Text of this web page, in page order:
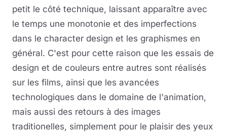
petit le côté technique, laissant apparaître avec
le temps une monotonie et des imperfections
dans le character design et les graphismes en
général. C'est pour cette raison que les essais de
design et de couleurs entre autres sont réalisés
sur les films, ainsi que les avancées
technologiques dans le domaine de l'animation,
mais aussi des retours à des images
traditionelles, simplement pour le plaisir des yeux